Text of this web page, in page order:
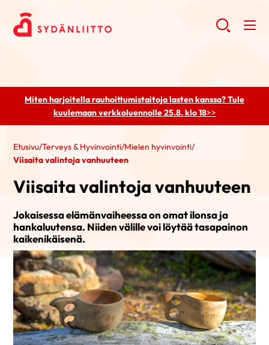
Miten harjoitella rauhoittumistaitoja lasten kanssa? Tule
kuulemaanverkkoluennolle 25.8. klo 18>>
Etusivu/Terveys & Hyvinvointi/Mielen hyvinvointi/
Viisaita valintoja vanhuuteen
Viisaita valintoja vanhuuteen
Jokaisessa elämänvaiheessa on omat ilonsa ja
hankaluutensa. Niiden välille voi löytää tasapainon
kaikenikäisenä.